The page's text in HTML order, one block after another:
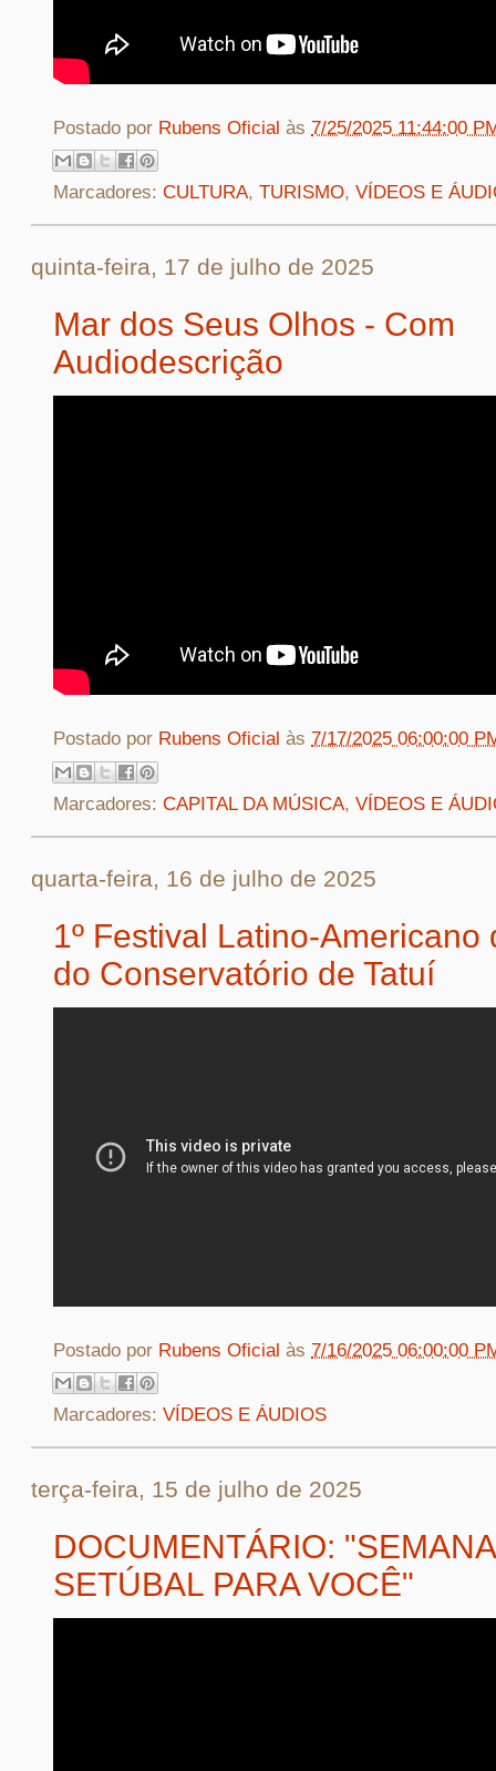
Postado por Rubens Oficial às 7/25/2025 11:44:00
Marcadores: CULTURA, TURISMO, VÍDEOS E
quinta-feira, 17 de julho de 2025
Mar dos Seus Olhos - Com
Audiodescrição
Postado por Rubens Oficial às 7/17/2025 06:00:00
Marcadores: CAPITAL DA MÚSICA, VÍDEOS E
quarta-feira, 16 de julho de 2025
1º Festival Latino-Americano
do Conservatório de Tatuí
Postado por Rubens Oficial às 7/16/2025 06:00:00
Marcadores: VÍDEOS E ÁUDIOS
terça-feira, 15 de julho de 2025
DOCUMENTÁRIO:
SETÚBAL PARA VOCÊ"